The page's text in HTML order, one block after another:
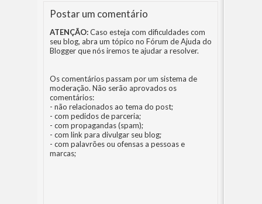
Postar um comentário
ATENÇÃO:Caso esteja com dificuldades com
seu blog, abra um tópico no Fórum de Ajuda do
Bloggerque nós iremos te ajudar a resolver.
Os comentários passam por um sistema de
moderação. Não serão aprovados os
comentários:
- não relacionados ao tema do post;
- com pedidos de parceria;
- com propagandas (spam);
- com link para divulgar seu blog;
- com palavrões ou ofensas a pessoas e
marcas;